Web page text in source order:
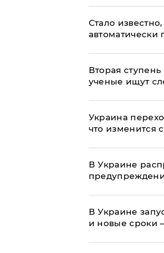
Стало
Вторая
ученые ищут
Украина
что изменится
В Украине
В Украине
и новые сроки